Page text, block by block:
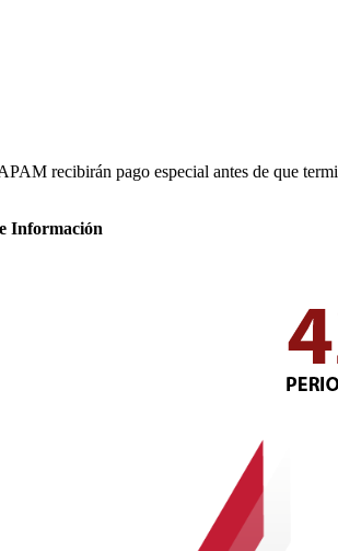
recibirán pago especial antes de que
Información